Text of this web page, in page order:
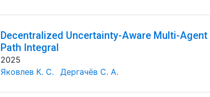
Decentralized Uncertainty-Aware Multi-
Path Integral
2025
Яковлев К. С.
Дергачёв С. А.